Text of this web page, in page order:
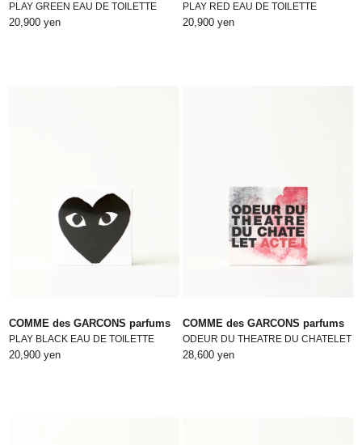
PLAY GREEN EAU DE TOILETTE
20,900 yen
PLAY RED EAU DE TOILETTE
20,900 yen
COMME des GARCONS parfums
PLAY BLACK EAU DE TOILETTE
20,900 yen
COMME des GARCONS parfums
ODEUR DU THEATRE DU CHATELET
28,600 yen